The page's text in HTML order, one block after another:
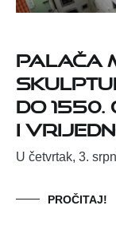
Palača
do
i
U četvrtak, 3.
PROČITAJ!